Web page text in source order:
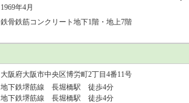
1969年4月
鉄骨鉄筋コンクリート地下1階・地上7階
大阪府大阪市中央区博労町2丁目4番11号
地下鉄堺筋線 長堀橋駅 徒歩4分
地下鉄堺筋線 長堀橋駅 徒歩4分